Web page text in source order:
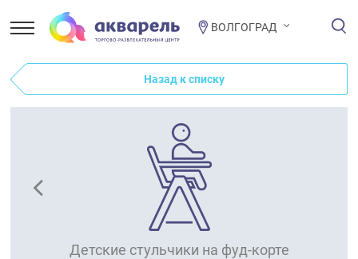
ВОЛГОГРАД
Назад к списку
Детские стульчики на фуд-корте